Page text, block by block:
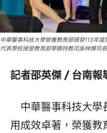
中華醫事科技大學榮獲教育部頒發113年
代表學校接受教育部學務特教司吳林輝司
記者邵英傑 / 台南報
中華醫事科技大學
用成效卓著，榮獲教